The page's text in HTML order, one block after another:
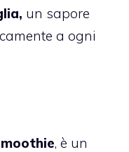
un sapore
a ogni
, è un